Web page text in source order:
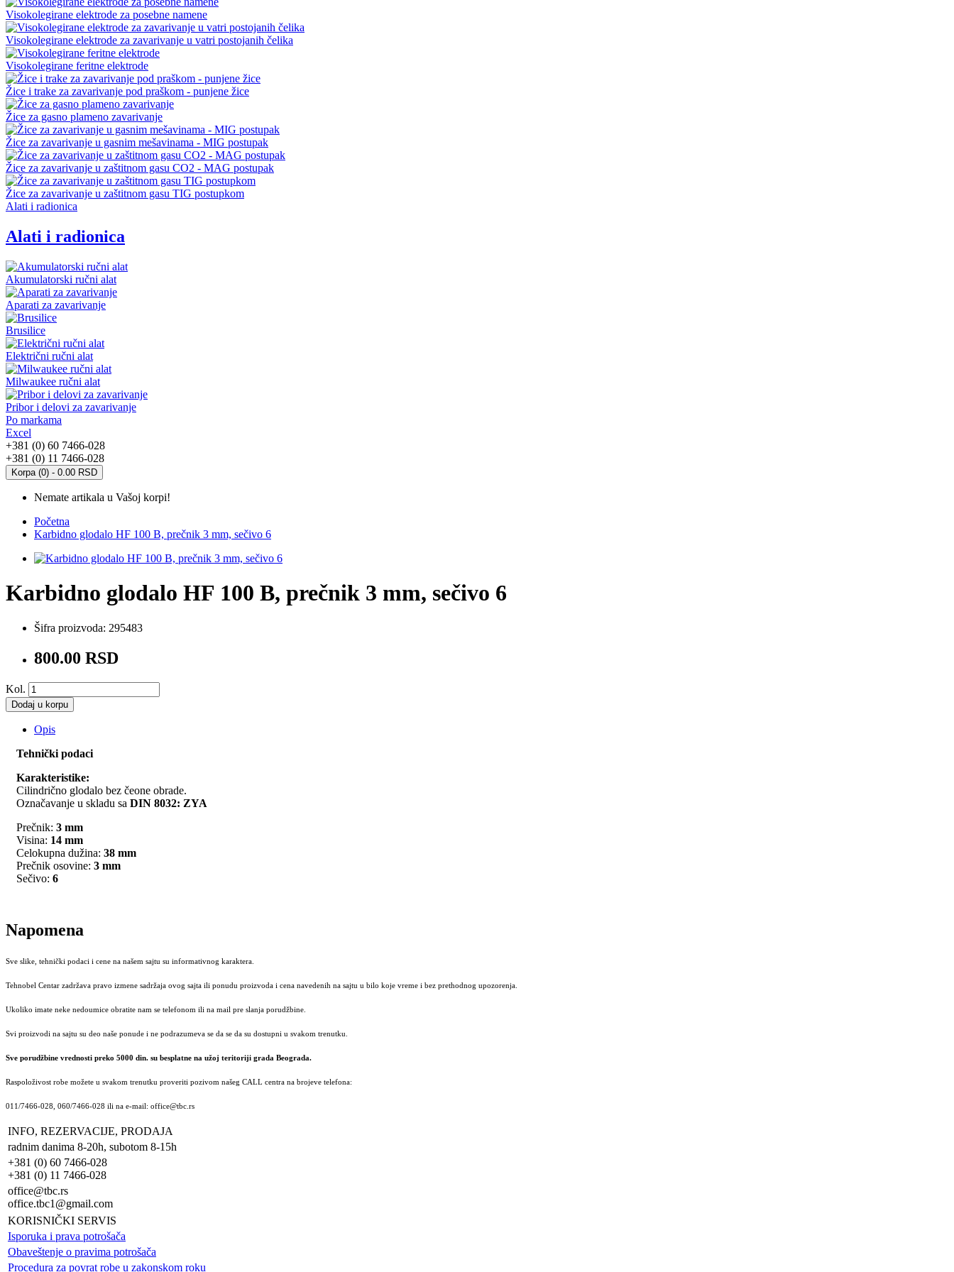
Visokolegirane elektrode za posebne namene
Visokolegirane elektrode za zavarivanje u vatri postojanih čelika
Visokolegirane feritne elektrode
Žice i trake za zavarivanje pod praškom - punjene žice
Žice za gasno plameno zavarivanje
Žice za zavarivanje u gasnim mešavinama - MIG postupak
Žice za zavarivanje u zaštitnom gasu CO2 - MAG postupak
Žice za zavarivanje u zaštitnom gasu TIG postupkom
Alati i radionica
Alati i radionica
Akumulatorski ručni alat
Aparati za zavarivanje
Brusilice
Električni ručni alat
Milwaukee ručni alat
Pribor i delovi za zavarivanje
Po markama
Excel
+381 (0) 60 7466-028
+381 (0) 11 7466-028
Korpa (0) - 0.00 RSD
Nemate artikala u Vašoj korpi!
Početna
Karbidno glodalo HF 100 B, prečnik 3 mm, sečivo 6
Karbidno glodalo HF 100 B, prečnik 3 mm, sečivo 6
Šifra proizvoda: 295483
800.00 RSD
Kol.
Dodaj u korpu
Opis
Tehnički podaci
Karakteristike:
Cilindrično glodalo bez čeone obrade.
Označavanje u skladu sa DIN 8032: ZYA
Prečnik: 3 mm
Visina: 14 mm
Celokupna dužina: 38 mm
Prečnik osovine: 3 mm
Sečivo: 6
Napomena
Sve slike, tehnički podaci i cene na našem sajtu su informativnog karaktera.
Tehnobel Centar zadržava pravo izmene sadržaja ovog sajta ili ponudu proizvoda i cena navedenih na sajtu u bilo koje vreme i bez prethodnog upozorenja.
Ukoliko imate neke nedoumice obratite nam se telefonom ili na mail pre slanja porudžbine.
Svi proizvodi na sajtu su deo naše ponude i ne podrazumeva se da se da su dostupni u svakom trenutku.
Sve porudžbine vrednosti preko 5000 din. su besplatne na užoj teritoriji grada Beograda.
Raspoloživost robe možete u svakom trenutku proveriti pozivom našeg CALL centra na brojeve telefona:
011/7466-028, 060/7466-028 ili na e-mail: office@tbc.rs
INFO, REZERVACIJE, PRODAJA
radnim danima 8-20h, subotom 8-15h
+381 (0) 60 7466-028
+381 (0) 11 7466-028
office@tbc.rs
office.tbc1@gmail.com
KORISNIČKI SERVIS
Isporuka i prava potrošača
Obaveštenje o pravima potrošača
Procedura za povrat robe u zakonskom roku